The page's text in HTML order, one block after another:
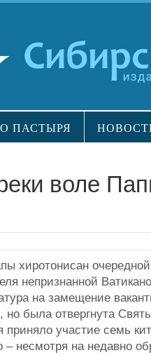
ПАСТЫРЯ
воле
хиротонисан
непризнанной
на замещение
но была отвергнута
участие семь
несмотря на недавно